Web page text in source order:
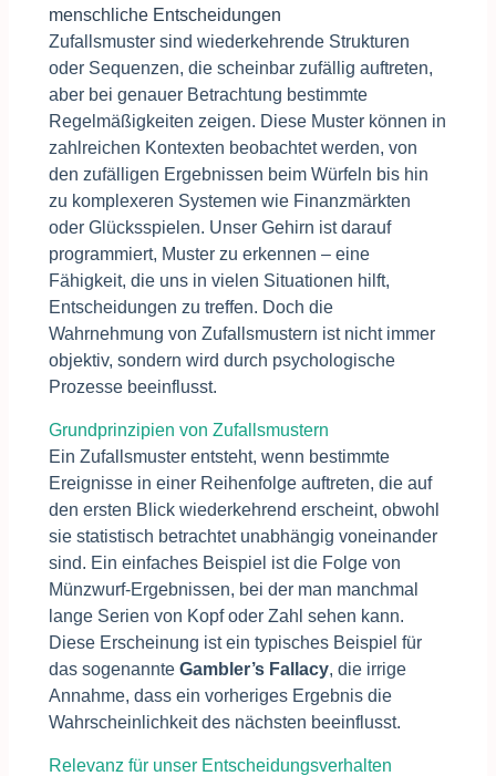
menschliche Entscheidungen
Zufallsmuster sind wiederkehrende Strukturen
oder Sequenzen, die scheinbar zufällig auftreten,
aber bei genauer Betrachtung bestimmte
Regelmäßigkeiten zeigen. Diese Muster können in
zahlreichen Kontexten beobachtet werden, von
den zufälligen Ergebnissen beim Würfeln bis hin
zu komplexeren Systemen wie Finanzmärkten
oder Glücksspielen. Unser Gehirn ist darauf
programmiert, Muster zu erkennen – eine
Fähigkeit, die uns in vielen Situationen hilft,
Entscheidungen zu treffen. Doch die
Wahrnehmung von Zufallsmustern ist nicht immer
objektiv, sondern wird durch psychologische
Prozesse beeinflusst.
Grundprinzipien von Zufallsmustern
Ein Zufallsmuster entsteht, wenn bestimmte
Ereignisse in einer Reihenfolge auftreten, die auf
den ersten Blick wiederkehrend erscheint, obwohl
sie statistisch betrachtet unabhängig voneinander
sind. Ein einfaches Beispiel ist die Folge von
Münzwurf-Ergebnissen, bei der man manchmal
lange Serien von Kopf oder Zahl sehen kann.
Diese Erscheinung ist ein typisches Beispiel für
das sogenannte Gambler’s Fallacy, die irrige
Annahme, dass ein vorheriges Ergebnis die
Wahrscheinlichkeit des nächsten beeinflusst.
Relevanz für unser Entscheidungsverhalten